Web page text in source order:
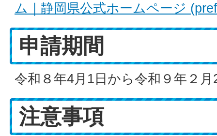
ム｜静岡県公式ホームページ
申請期間
令和８年4月1日から令和９年２
注意事項